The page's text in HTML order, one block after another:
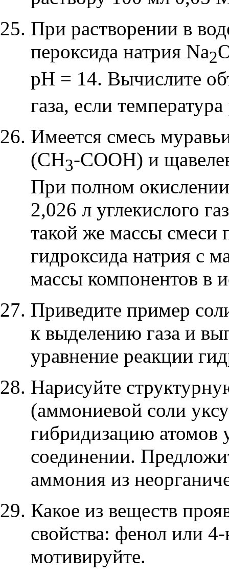
При растворении в
пероксида натрия Na2
рН = 14. Вычислите
газа, если
Имеется смесь
(CH3-COOH) и
При полном окислении
2,026 л углекислого
такой же массы смеси
гидроксида натрия с
массы компонентов в
Приведите пример
к выделению газа и
уравнение реакции
Нарисуйте
(аммониевой соли
гибридизацию атомов
соединении.
аммония из
Какое из веществ
свойства: фенол или
мотивируйте.